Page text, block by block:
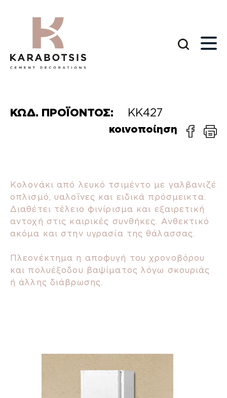
ΚΩΔ. ΠΡΟΪΟΝΤΟΣ: ΚΚ427
κοινοποίηση
Κολονάκι από λευκό τσιμέντο με γαλβανιζέ
οπλισμό, υαλοΐνες και ειδικά πρόσμεικτα.
Διαθέτει τέλειο φινίρισμα και εξαιρετική
αντοχή στις καιρικές συνθήκες. Ανθεκτικό
ακόμα και στην υγρασία της θάλασσας.
Πλεονέκτημα η αποφυγή του χρονοβόρου
και πολυέξοδου βαψίματος λόγω σκουριάς
ή άλλης διάβρωσης.